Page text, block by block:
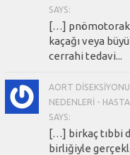
SAYS:
[…]
kaçağı veya
cerrahi tedavi...
AORT
NEDENLERI -
SAYS:
[…] birkaç tıbbi
birliğiyle